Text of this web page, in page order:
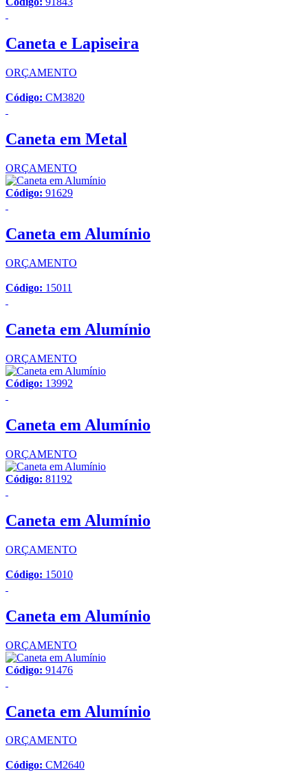
Caneta e Lapiseira
ORÇAMENTO
Código: CM3820
Caneta em Metal
ORÇAMENTO
Código: 91629
Caneta em Alumínio
ORÇAMENTO
Código: 15011
Caneta em Alumínio
ORÇAMENTO
Código: 13992
Caneta em Alumínio
ORÇAMENTO
Código: 81192
Caneta em Alumínio
ORÇAMENTO
Código: 15010
Caneta em Alumínio
ORÇAMENTO
Código: 91476
Caneta em Alumínio
ORÇAMENTO
Código: CM2640